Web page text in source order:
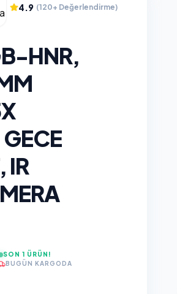
4.9 (120+ Değerlendirme)
HNR,
IR
SON 1 ÜRÜN!
BUGÜN KARGODA